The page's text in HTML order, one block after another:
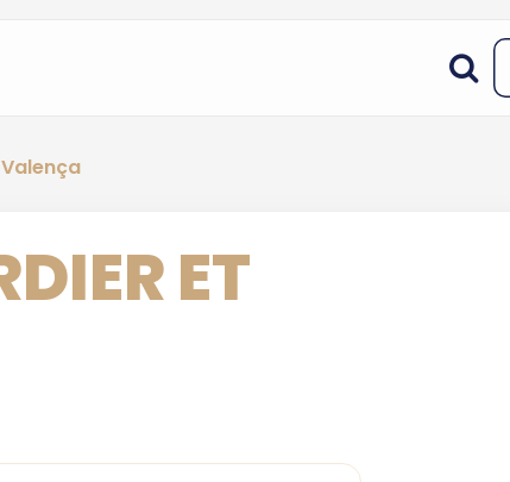
ET